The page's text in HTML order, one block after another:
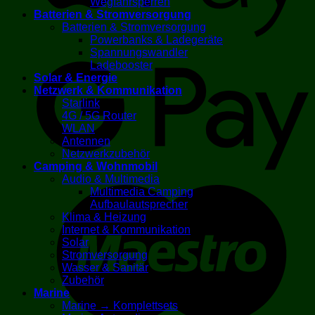
Batterien & Stromversorgung
Batterien & Stromversorgung
Powerbanks & Ladegeräte
Spannungswandler
Ladebooster
Solar & Energie
Netzwerk & Kommunikation
Starlink
4G / 5G Router
WLAN
Antennen
Netzwerkzubehör
Camping & Wohnmobil
Audio & Multimedia
Multimedia Camping
Aufbaulautsprecher
Klima & Heizung
Internet & Kommunikation
Solar
Stromversorgung
Wasser & Sanitär
Zubehör
Marine
Marine → Komplettsets